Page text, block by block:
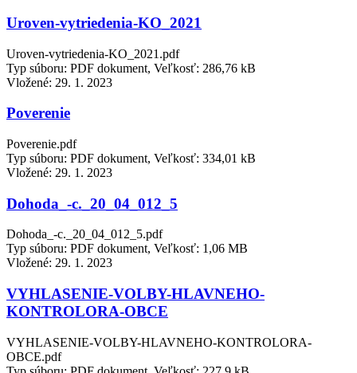
Uroven-vytriedenia-KO_2021
Uroven-vytriedenia-KO_2021.pdf
Typ súboru: PDF dokument, Veľkosť: 286,76 kB
Vložené: 29. 1. 2023
Poverenie
Poverenie.pdf
Typ súboru: PDF dokument, Veľkosť: 334,01 kB
Vložené: 29. 1. 2023
Dohoda_-c._20_04_012_5
Dohoda_-c._20_04_012_5.pdf
Typ súboru: PDF dokument, Veľkosť: 1,06 MB
Vložené: 29. 1. 2023
VYHLASENIE-VOLBY-HLAVNEHO-
KONTROLORA-OBCE
VYHLASENIE-VOLBY-HLAVNEHO-KONTROLORA-
OBCE.pdf